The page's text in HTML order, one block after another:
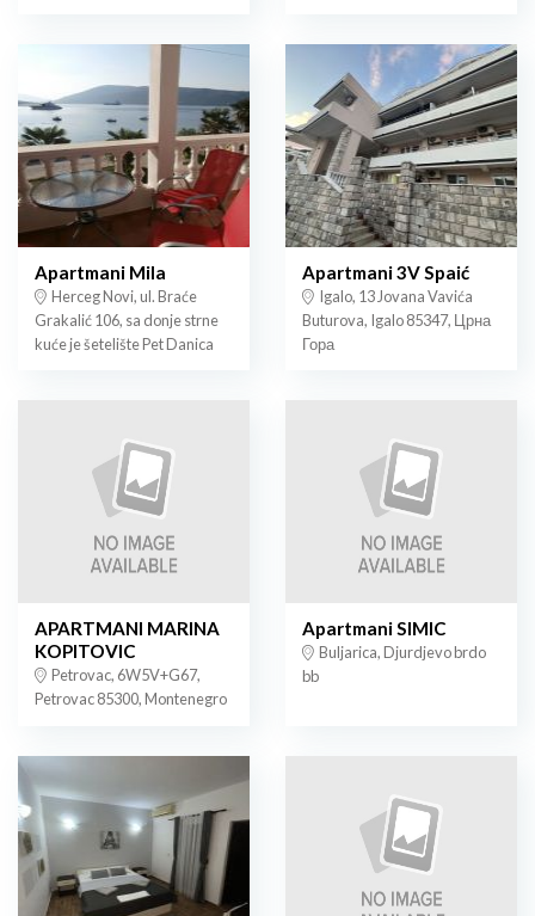
Apartmani Mila
Herceg Novi, ul. Braće
Grakalić 106, sa donje strne
kuće je šetelište Pet Danica
Apartmani 3V Spaić
Igalo, 13 Jovana Vavića
Buturova, Igalo 85347, Црна
Гора
APARTMANI MARINA
KOPITOVIC
Petrovac, 6W5V+G67,
Petrovac 85300, Montenegro
Apartmani SIMIC
Buljarica, Djurdjevo brdo
bb